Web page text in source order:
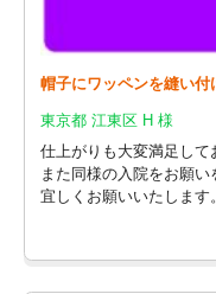
帽子にワッペンを縫い付
東京都 江東区 H 様
仕上がりも大変満足して
また同様の入院をお願
宜しくお願いいたします。